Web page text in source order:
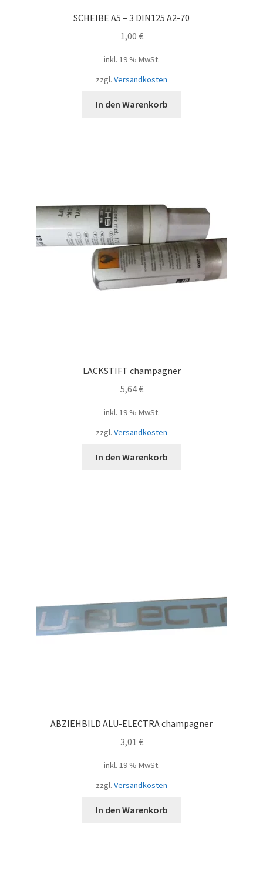
SCHEIBE A5 – 3 DIN125 A2-70
1,00 €
inkl. 19 % MwSt.
zzgl. Versandkosten
In den Warenkorb
LACKSTIFT champagner
5,64€
inkl. 19 % MwSt.
zzgl. Versandkosten
In den Warenkorb
ABZIEHBILD ALU-ELECTRA champagner
3,01 €
inkl. 19 % MwSt.
zzgl. Versandkosten
In den Warenkorb